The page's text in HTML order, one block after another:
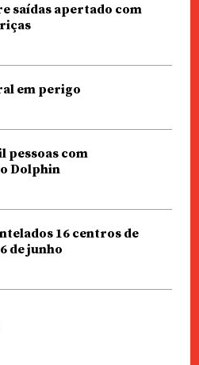
saídas apertado com
em perigo
pessoas com
Dolphin
16 centros de
de junho